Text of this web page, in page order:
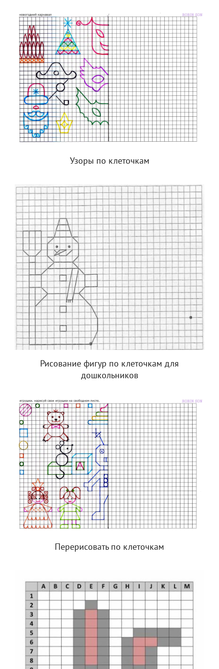
Узоры по клеточкам
Рисование фигур по клеточкам для
дошкольников
Перерисовать по клеточкам